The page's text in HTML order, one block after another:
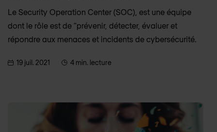
Le Security Operation Center (SOC), est une équipe
dont le rôle est de “prévenir, détecter, évaluer et
répondre aux menaces et incidents de cybersécurité.
19 juil. 2021 4 min. lecture